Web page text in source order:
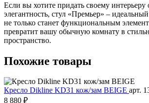
Если вы хотите придать своему
элегантность, стул «Премьер» –
не только станет функциональным
превратит вашу обычную комнату в
пространство.
Похожие товары
Кресло Dikline KD31 кож/зам BEIGE арт.
8 880 ₽